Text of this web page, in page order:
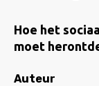
Hoe het
moet
Auteur